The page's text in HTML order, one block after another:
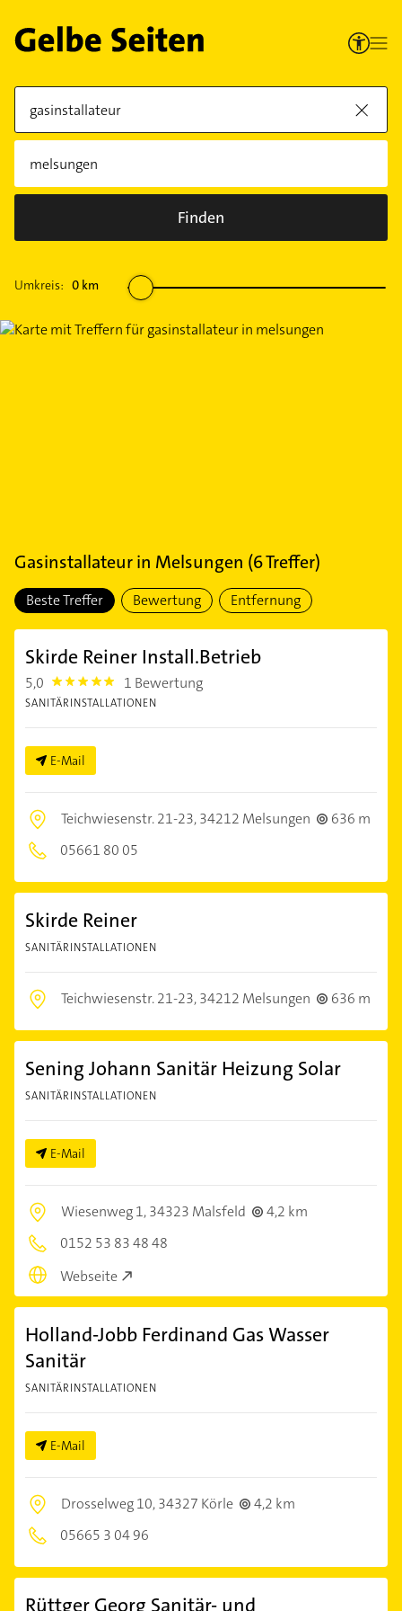
Finden
Umkreis: 0 km
Gasinstallateurin Melsungen (6Treffer)
Beste Treffer Bewertung Entfernung
Skirde Reiner Install.Betrieb
5,0 5.0 1 Bewertung
SANITÄRINSTALLATIONEN
E-Mail
Teichwiesenstr. 21-23,34212 Melsungen
636 m
05661 80 05
Skirde Reiner
SANITÄRINSTALLATIONEN
Teichwiesenstr. 21-23,34212 Melsungen 636 m
Sening Johann Sanitär Heizung Solar
SANITÄRINSTALLATIONEN
E-Mail
Wiesenweg 1,34323 Malsfeld
4,2 km
0152 53 83 48 48
Webseite
Holland-Jobb Ferdinand Gas Wasser
Sanitär
SANITÄRINSTALLATIONEN
E-Mail
Drosselweg 10,34327 Körle
4,2 km
05665 3 04 96
Rüttger Georg Sanitär- und